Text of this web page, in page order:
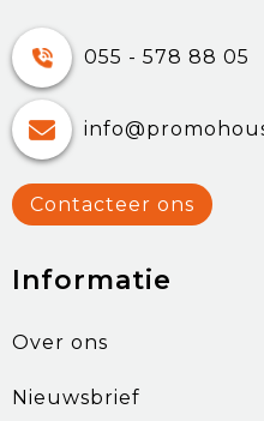
055 - 578 88 05
Contacteer ons
Informatie
Over ons
Nieuwsbrief